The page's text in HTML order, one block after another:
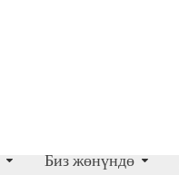
Биз жөнүндө